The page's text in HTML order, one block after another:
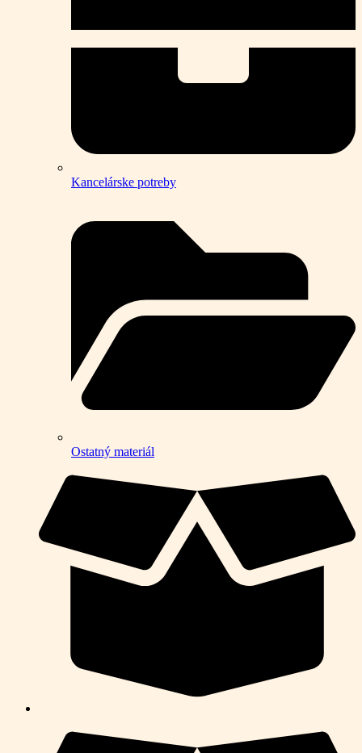
Kancelárske potreby
Ostatný materiál